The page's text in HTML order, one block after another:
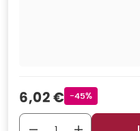
Verkaufspreis
6,02 €Rabattstempel
-45%